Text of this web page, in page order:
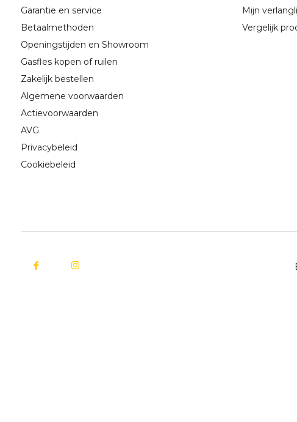
Garantie en service
Betaalmethoden
Openingstijden en Showroom
Gasfles kopen of ruilen
Zakelijk bestellen
Algemene voorwaarden
Actievoorwaarden
AVG
Privacybeleid
Cookiebeleid
Mijn
Vergelijk